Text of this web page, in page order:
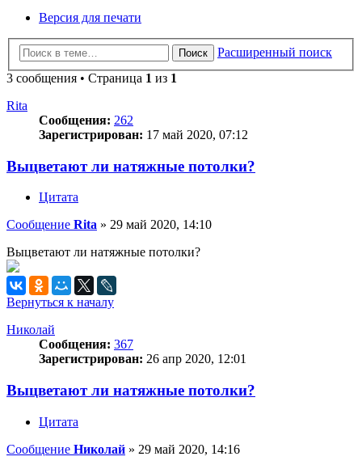
Версия для печати
Поиск
Расширенный поиск
3 сообщения • Страница 1 из 1
Rita
Сообщения: 262
Зарегистрирован: 17 май 2020, 07:12
Выцветают ли натяжные потолки?
Цитата
Сообщение Rita » 29 май 2020, 14:10
Выцветают ли натяжные потолки?
Вернуться к началу
Николай
Сообщения: 367
Зарегистрирован: 26 апр 2020, 12:01
Выцветают ли натяжные потолки?
Цитата
Сообщение Николай » 29 май 2020, 14:16